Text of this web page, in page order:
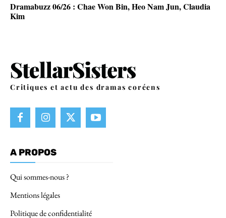
Dramabuzz 06/26 : Chae Won Bin, Heo Nam Jun, Claudia
Kim
Critiques et actu des dramas coréens
A PROPOS
Qui sommes-nous ?
Mentions légales
Politique de confidentialité